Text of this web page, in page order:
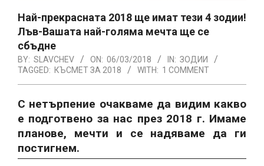
Най-прекрасната 2018 ще имат тези 4 зодии!
Лъв-Вашата най-голяма мечта ще се
сбъдне
BY: SLAVCHEV ON: 06/03/2018 IN: ЗОДИИ
TAGGED: КЪСМЕТ ЗА 2018 WITH: 1 COMMENT
С нетърпение очакваме да видим какво
е подготвено за нас през 2018 г. Имаме
планове, мечти и се надяваме да ги
постигнем.